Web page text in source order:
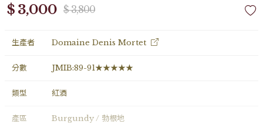
$ 3,000 $ 3,800
生產者 Domaine Denis Mortet
分數 JMIB:89-91★★★★★
類型 紅酒
產區 Burgundy / 勃根地